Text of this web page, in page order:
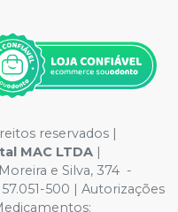
reservados |
MAC LTDA |
e Silva, 374 -
500 | Autorizações